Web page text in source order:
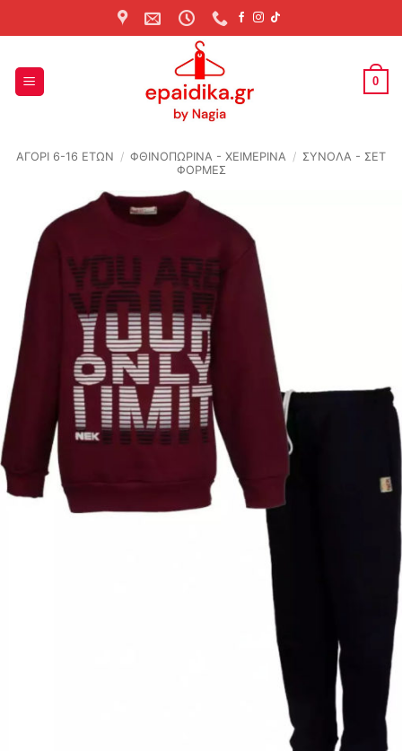
to
0
ΑΓΟΡΙ 6-16 ΕΤΩΝ / ΦΘΙΝΟΠΩΡΙΝΆ - ΧΕΙΜΕΡΙΝΆ / ΣΥΝΟΛΑ - ΣΕΤ
ΦΟΡΜΕΣ